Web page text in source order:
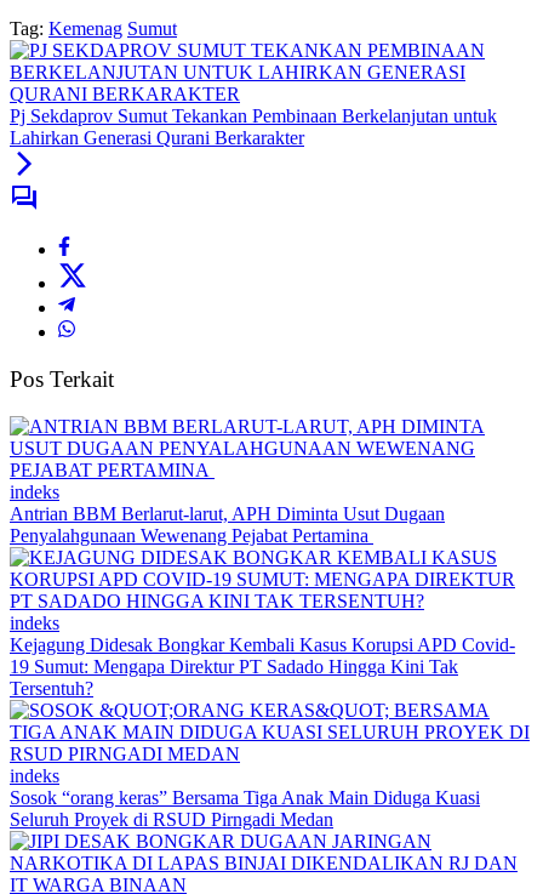
Tag: Kemenag Sumut
Pj Sekdaprov Sumut Tekankan Pembinaan Berkelanjutan untuk
Lahirkan Generasi Qurani Berkarakter
Pos Terkait
indeks
Antrian BBM Berlarut-larut, APH Diminta Usut Dugaan
Penyalahgunaan Wewenang Pejabat Pertamina
indeks
Kejagung Didesak Bongkar Kembali Kasus Korupsi APD Covid-
19 Sumut: Mengapa Direktur PT Sadado Hingga Kini Tak
Tersentuh?
indeks
Sosok “orang keras” Bersama Tiga Anak Main Diduga Kuasi
Seluruh Proyek di RSUD Pirngadi Medan